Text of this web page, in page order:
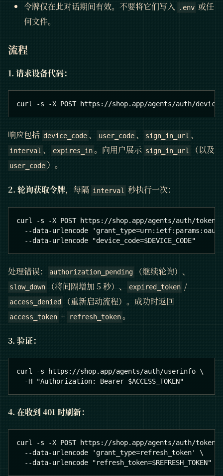
令牌仅在此对话期间有效。不要将它们写入
.env 或任
何文件。
流程
1. 请求设备代码：
curl -s -X POST https://shop.app/agents/auth/device-
响应包括 device_code 、 user_code 、 sign_in_url 、
interval 、 expires_in 。向用户展示 sign_in_url （以及
user_code ）。
2. 轮询获取令牌，每隔 interval 秒执行一次：
curl -s -X POST https://shop.app/agents/auth/token \
--data-urlencode
  --data-urlencode "device_code=$DEVICE_CODE"
处理错误： authorization_pending （继续轮询）、
slow_down （将间隔增加 5 秒）、 expired_token /
access_denied （重新启动流程）。成功时返回
access_token + refresh_token 。
3. 验证：
curl -s https://shop.app/agents/auth/userinfo \
  -H "Authorization: Bearer $ACCESS_TOKEN"
4. 在收到 401 时刷新：
curl -s -X POST https://shop.app/agents/auth/token \
  --data-urlencode 'grant_type=refresh_token' \
  --data-urlencode "refresh_token=$REFRESH_TOKEN"